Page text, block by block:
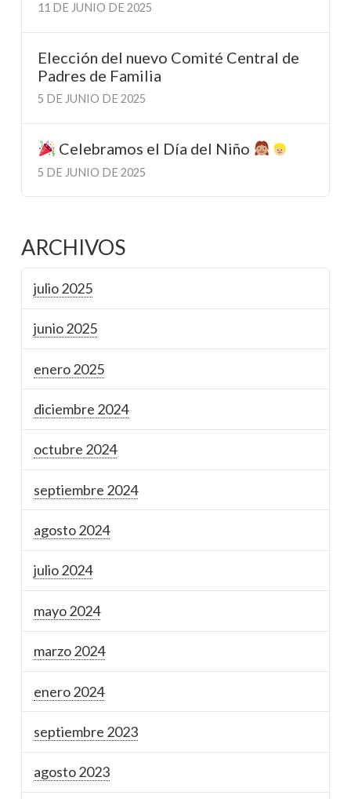
11 DE JUNIO DE 2025
Elección del nuevo Comité Central de
Padres de Familia
5 DE JUNIO DE 2025
Celebramos el Día del Niño
5 DE JUNIO DE 2025
ARCHIVOS
julio 2025
junio 2025
enero 2025
diciembre 2024
octubre 2024
septiembre 2024
agosto 2024
julio 2024
mayo 2024
marzo 2024
enero 2024
septiembre 2023
agosto 2023